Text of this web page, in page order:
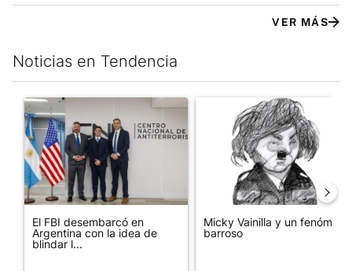
VER MÁS
Noticias en Tendencia
Este listado muestra los artículos con más comentarios en los
Un artículo de tendencia con el título "El FBI desembarcó en
El FBI desembarcó en
Argentina con la idea de
blindar l...
Un artículo de tendencia
Micky Vainilla y un fenómeno
barroso